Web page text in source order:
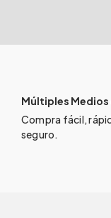
Múltiples Medios
Compra fácil,
seguro.